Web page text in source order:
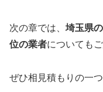
次の章では、 埼玉県
位の業者についても
ぜひ相見積もりの一